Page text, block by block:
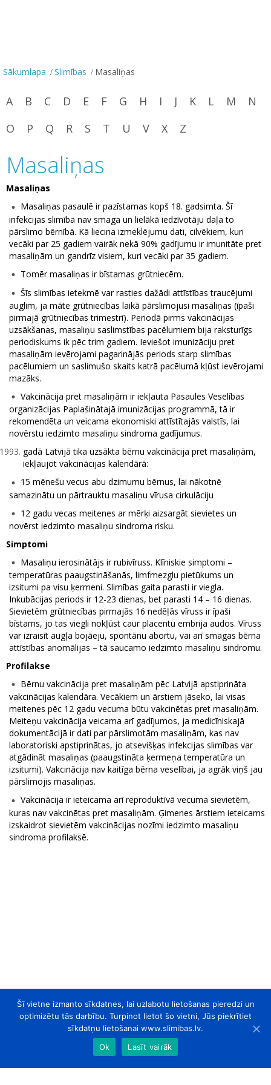
Sākumlapa Slimības Masaliņas
A B C D E F G H I J K L M
N
O
P Q R S T U V X Z
Masaliņas
Masaliņas
Masaliņas pasaulē ir pazīstamas kopš 18. gadsimta. Šī
infekcijas slimība nav smaga un lielākā iedzīvotāju daļa to
pārslimo bērnībā. Kā liecina izmeklējumu dati, cilvēkiem, kuri
vecāki par 25 gadiem vairāk nekā 90% gadījumu ir imunitāte pret
masaliņām un gandrīz visiem, kuri vecāki par 35 gadiem.
Tomēr masaliņas ir bīstamas grūtniecēm.
Šīs slimības ietekmē var rasties dažādi attīstības traucējumi
auglim, ja māte grūtniecības laikā pārslimojusi masaliņas (īpaši
pirmajā grūtniecības trimestrī). Periodā pirms vakcinācijas
uzsākšanas, masaliņu saslimstības pacēlumiem bija raksturīgs
periodiskums ik pēc trim gadiem. Ieviešot imunizāciju pret
masaliņām ievērojami pagarinājās periods starp slimības
pacēlumiem un saslimušo skaits katrā pacēlumā kļūst ievērojami
mazāks.
Vakcinācija pret masaliņām ir iekļauta Pasaules Veselības
organizācijas Paplašinātajā imunizācijas programmā, tā ir
rekomendēta un veicama ekonomiski attīstītajās valstīs, lai
novērstu iedzimto masaliņu sindroma gadījumus.
gadā Latvijā tika uzsākta bērnu vakcinācija pret masaliņām,
iekļaujot vakcinācijas kalendārā:
15 mēnešu vecus abu dzimumu bērnus, lai nākotnē
samazinātu un pārtrauktu masaliņu vīrusa cirkulāciju
12 gadu vecas meitenes ar mērķi aizsargāt sievietes un
novērst iedzimto masaliņu sindroma risku.
Simptomi
Masaliņu ierosinātājs ir rubivīruss. Klīniskie simptomi –
temperatūras paaugstināšanās, limfmezglu pietūkums un
izsitumi pa visu ķermeni. Slimības gaita parasti ir viegla.
Inkubācijas periods ir 12-23 dienas, bet parasti 14 – 16 dienas.
Sievietēm grūtniecības pirmajās 16 nedēļās vīruss ir īpaši
bīstams, jo tas viegli nokļūst caur placentu embrija audos. Vīruss
var izraisīt augļa bojāeju, spontānu abortu, vai arī smagas bērna
attīstības anomālijas – tā saucamo iedzimto masaliņu sindromu.
Profilakse
Bērnu vakcinācija pret masaliņām pēc Latvijā apstiprināta
vakcinācijas kalendāra. Vecākiem un ārstiem jāseko, lai visas
meitenes pēc 12 gadu vecuma būtu vakcinētas pret masaliņām.
Meiteņu vakcinācija veicama arī gadījumos, ja medicīniskajā
dokumentācijā ir dati par pārslimotām masaliņām, kas nav
laboratoriski apstiprinātas, jo atsevišķas infekcijas slimības var
atgādināt masaliņas (paaugstināta ķermeņa temperatūra un
izsitumi). Vakcinācija nav kaitīga bērna veselībai, ja agrāk viņš jau
pārslimojis masaliņas.
Vakcinācija ir ieteicama arī reproduktīvā vecuma sievietēm,
kuras nav vakcinētas pret masaliņām. Ģimenes ārstiem ieteicams
izskaidrot sievietēm vakcinācijas nozīmi iedzimto masaliņu
sindroma profilaksē.
Šī vietne izmanto sīkdatnes, lai uzlabotu lietošanas pieredzi un
optimizētu tās darbību. Turpinot lietot šo vietni, Jūs piekrītiet
sīkdatņu lietošanai www.slimibas.lv.
Ok
Lasīt vairāk